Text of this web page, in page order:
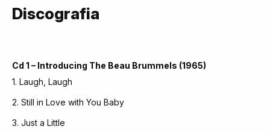
Discografia
Cd 1 – Introducing The Beau Brummels (1965)
1. Laugh, Laugh
2. Still in Love with You Baby
3. Just a Little